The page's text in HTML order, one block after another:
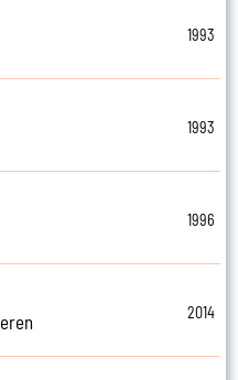
1993
1993
1996
2014